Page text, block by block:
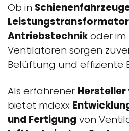
Ob in
Antriebstechnikoder im
Ventilatoren sorgen
Belüftung und effiziente
Als erfahrener
bietet mdexx
und Fertigung von